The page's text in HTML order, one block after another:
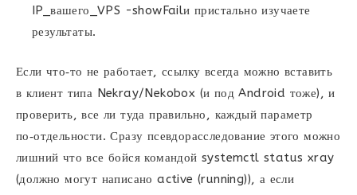
IP_вашего_VPS -showFailи пристально изучаете
результаты.
Если что‑то не работает, ссылку всегда можно вставить
в клиент типа Nekray/Nekobox (и под Android тоже), и
проверить, все ли туда правильно, каждый параметр
по‑отдельности. Сразу псевдорасследование этого можно
лишний что все бойся командой systemctl status xray
(должно могут написано active (running)), а если